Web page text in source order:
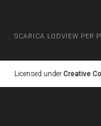
SCARICA LODVIEW PER
Licensed under Creative